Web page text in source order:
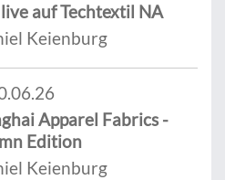
auf Techtextil NA
Keienburg
Apparel Fabrics -
Edition
Keienburg